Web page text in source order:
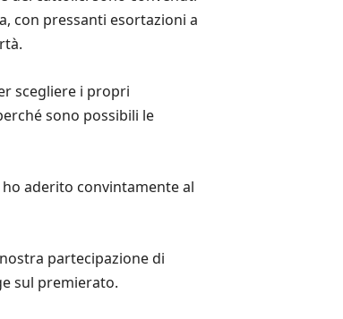
con pressanti esortazioni a
scegliere i propri
sono possibili le
aderito convintamente al
partecipazione di
sul premierato.